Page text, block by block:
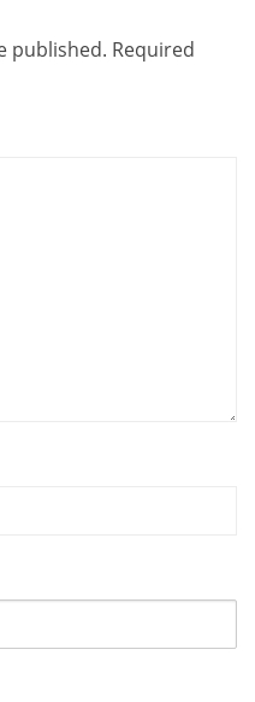
published. Required